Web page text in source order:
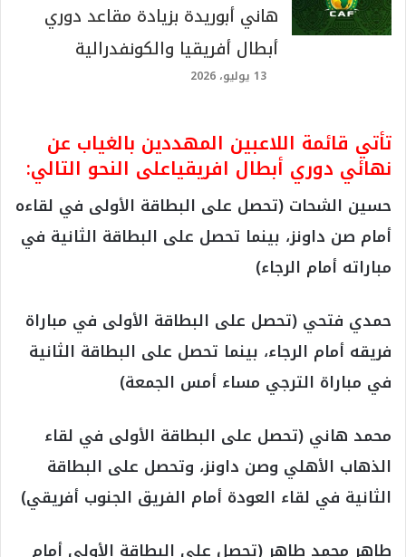
هاني أبوريدة بزيادة مقاعد دوري
أبطال أفريقيا والكونفدرالية
13 يوليو، 2026
تأتي قائمة اللاعبين المهددين بالغياب عن
نهائي دوري أبطال افريقياعلى النحو التالي:
حسين الشحات (تحصل على البطاقة الأولى في لقاءه
أمام صن داونز، بينما تحصل على البطاقة الثانية في
مباراته أمام الرجاء)
حمدي فتحي (تحصل على البطاقة الأولى في مباراة
فريقه أمام الرجاء، بينما تحصل على البطاقة الثانية
في مباراة الترجي مساء أمس الجمعة)
محمد هاني (تحصل على البطاقة الأولى في لقاء
الذهاب الأهلي وصن داونز، وتحصل على البطاقة
الثانية في لقاء العودة أمام الفريق الجنوب أفريقي)
طاهر محمد طاهر (تحصل على البطاقة الأولى أمام